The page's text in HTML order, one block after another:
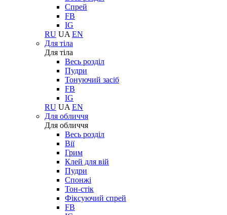
Спрей
FB
IG
RU UA EN
Для тіла
Для тіла
Весь розділ
Пудри
Тонуючий засіб
FB
IG
RU UA EN
Для обличчя
Для обличчя
Весь розділ
Вії
Грим
Клей для вій
Пудри
Спонжі
Тон-стік
Фіксуючий спрей
FB